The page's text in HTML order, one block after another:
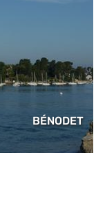
BÉNODET